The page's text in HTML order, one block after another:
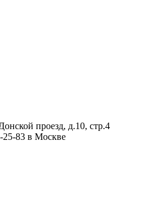
проезд, д.10, стр.4
25-83 в Москве